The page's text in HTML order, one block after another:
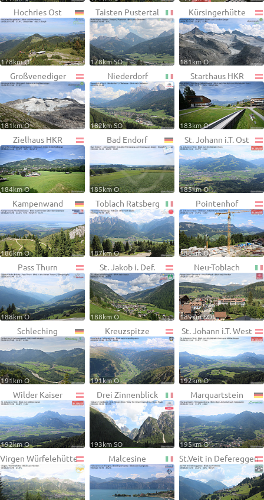
Hochries Ost
178km O
Taisten Pustertal
178km SO
Kürsingerhütte
181km O
Großvenediger
181km O
Niederdorf
182km SO
Starthaus HKR
183km O
Zielhaus HKR
184km O
Bad Endorf
185km O
St. Johann i.T. Ost
185km O
Kampenwand
186km O
Toblach Ratsberg
187km O
Pointenhof
188km O
Pass Thurn
188km O
St. Jakob i. Def.
188km O
Neu-Toblach
189km SO
Schleching
191km O
Kreuzspitze
191km O
St. Johann i.T. West
192km O
Wilder Kaiser
192km O
Drei Zinnenblick
193km SO
Marquartstein
195km O
Virgen Würfelehütte Malcesine St.Veit in Defereggen